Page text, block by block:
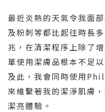
最近炎熱的天氣令我面
及粉刺等都比起往時長
兆，在清潔程序上除了
單使用潔膚品根本不足
及此，我會同時使用
來維繫著我的潔淨肌膚
潔亮體驗。